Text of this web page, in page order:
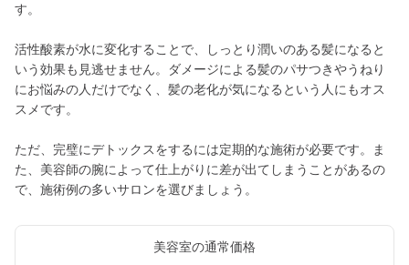
す。
活性酸素が水に変化することで、しっとり潤いのある髪になると
いう効果も見逃せません。ダメージによる髪のパサつきやうねり
にお悩みの人だけでなく、髪の老化が気になるという人にもオス
スメです。
ただ、完璧にデトックスをするには定期的な施術が必要です。ま
た、美容師の腕によって仕上がりに差が出てしまうことがあるの
で、施術例の多いサロンを選びましょう。
美容室の通常価格